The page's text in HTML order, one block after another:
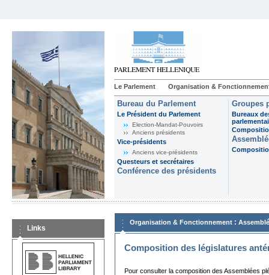
Le Parlement Organisation &
Bureau du Parlement
Le Président du Parlement
Election-Mandat-Pouvoirs
Anciens présidents
Vice-présidents
Anciens vice-présidents
Questeurs et secrétaires
Conférence des présidents
Groupes
Bureaux
Links
Organisation & Fonctionnement :
Composition des législatures
Pour consulter la composition des Assemblées